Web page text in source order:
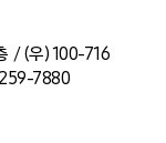
/ (우) 100-716
7880